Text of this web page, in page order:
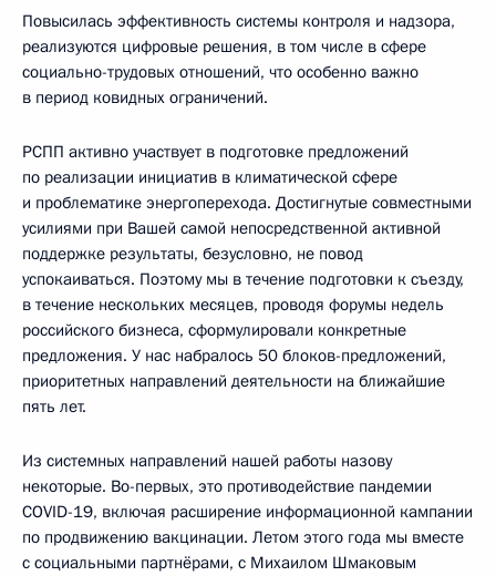
Повысилась эффективность системы контроля и надзора,
реализуются цифровые решения, в том числе в сфере
социально-трудовых отношений, что особенно важно
в период ковидных ограничений.
РСПП активно участвует в подготовке предложений
по реализации инициатив в климатической сфере
и проблематике энергоперехода. Достигнутые совместными
усилиями при Вашей самой непосредственной активной
поддержке результаты, безусловно, не повод
успокаиваться. Поэтому мы в течение подготовки к съезду,
в течение нескольких месяцев, проводя форумы недель
российского бизнеса, сформулировали конкретные
предложения. У нас набралось 50 блоков-предложений,
приоритетных направлений деятельности на ближайшие
пять лет.
Из системных направлений нашей работы назову
некоторые. Во-первых, это противодействие пандемии
COVID-19, включая расширение информационной кампании
по продвижению вакцинации. Летом этого года мы вместе
с социальными партнёрами, с Михаилом Шмаковым